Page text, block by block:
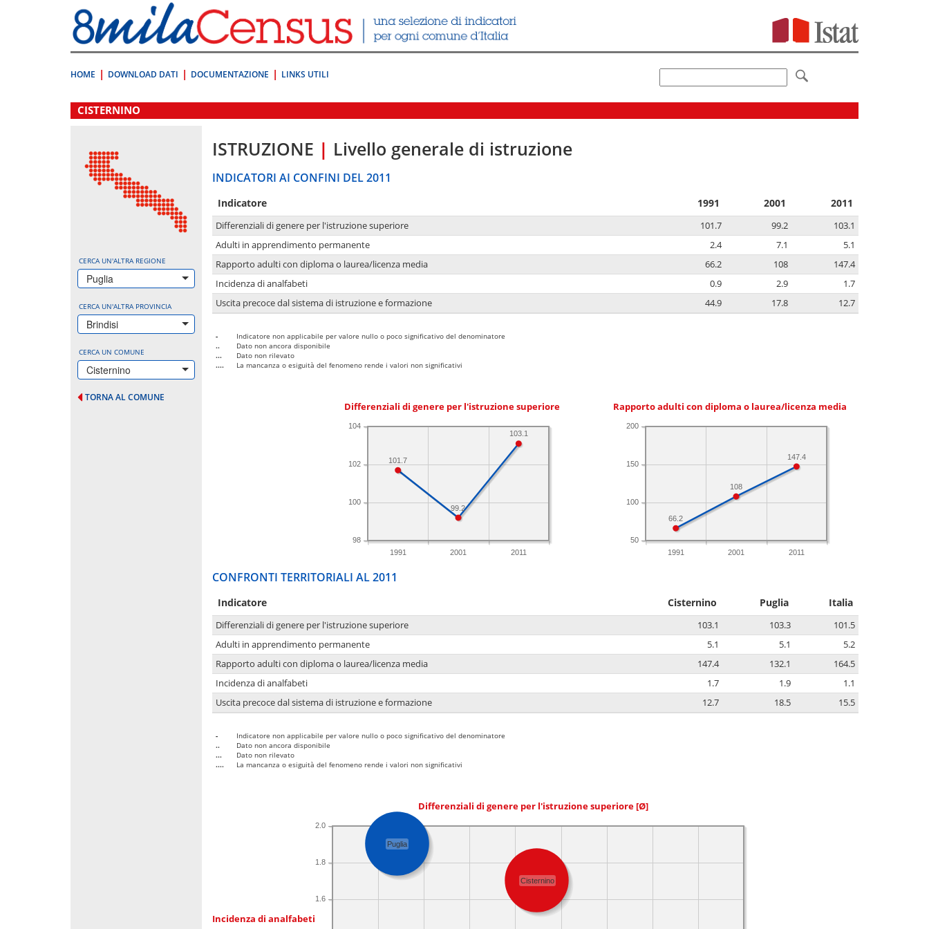
direttamente
a:
Contenuto
HOME DOWNLOAD DATI DOCUMENTAZIONE LINKS UTILI
.
CISTERNINO
CERCA UN'ALTRA REGIONE
Puglia
CERCA UN'ALTRA PROVINCIA
Brindisi
CERCA UN COMUNE
Cisternino
TORNA AL COMUNE
ISTRUZIONE | Livello generale di istruzione
INDICATORI AI CONFINI DEL 2011
Indicatore 1991 2001 2011
Differenziali di genere per l'istruzione superiore 101.7 99.2
103.1
Adulti in apprendimento permanente
2.4 7.1
5.1
Rapporto adulti con diploma o laurea/licenza media
66.2 108
147.4
Incidenza di analfabeti
0.9 2.9
1.7
Uscita precoce dal sistema di istruzione e formazione
44.9 17.8 12.7
-
Indicatore non applicabile per valore nullo o poco significativo del denominatore
..
Dato non ancora disponibile
...
Dato non rilevato
....
La mancanza o esiguità del fenomeno rende i valori non significativi
Differenziali di genere per l'istruzione superiore
1991 2001 2011
98
100
102
104
103.1
99.2
101.7
Rapporto adulti con diploma o laurea/licenza media
1991 2001 2011
50
100
150
200
147.4
108
66.2
CONFRONTI TERRITORIALI AL 2011
Indicatore Cisternino Puglia Italia
Differenziali di genere per l'istruzione superiore 103.1 103.3
101.5
Adulti in apprendimento permanente
5.1 5.1
5.2
Rapporto adulti con diploma o laurea/licenza media
147.4 132.1
164.5
Incidenza di analfabeti
1.7 1.9
1.1
Uscita precoce dal sistema di istruzione e formazione
12.7 18.5 15.5
-
Indicatore non applicabile per valore nullo o poco significativo del denominatore
..
Dato non ancora disponibile
...
Dato non rilevato
....
La mancanza o esiguità del fenomeno rende i valori non significativi
Differenziali di genere per l'istruzione superiore [Ø]
Incidenza di analfabeti
1.6
1.8
2.0
Puglia
Cisternino